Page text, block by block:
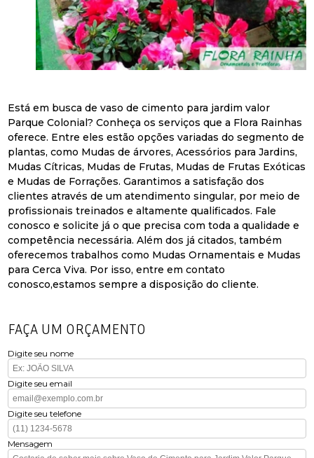
Está em busca de vaso de cimento para jardim valor
Parque Colonial? Conheça os serviços que a Flora Rainhas
oferece. Entre eles estão opções variadas do segmento de
plantas, como Mudas de árvores, Acessórios para Jardins,
Mudas Cítricas, Mudas de Frutas, Mudas de Frutas Exóticas
e Mudas de Forrações. Garantimos a satisfação dos
clientes através de um atendimento singular, por meio de
profissionais treinados e altamente qualificados. Fale
conosco e solicite já o que precisa com toda a qualidade e
competência necessária. Além dos já citados, também
oferecemos trabalhos como Mudas Ornamentais e Mudas
para Cerca Viva. Por isso, entre em contato
conosco,estamos sempre a disposição do cliente.
FAÇA UM ORÇAMENTO
Digite seu nome
Digite seu email
Digite seu telefone
Mensagem